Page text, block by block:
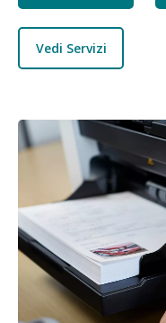
Vedi Servizi
Immagine